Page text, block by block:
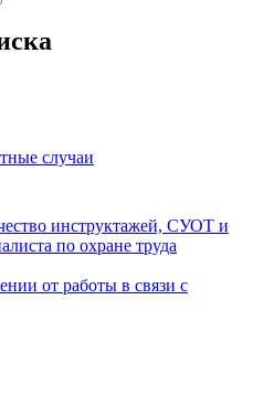
случаи
инструктажей, СУОТ и
по охране труда
от работы в связи с